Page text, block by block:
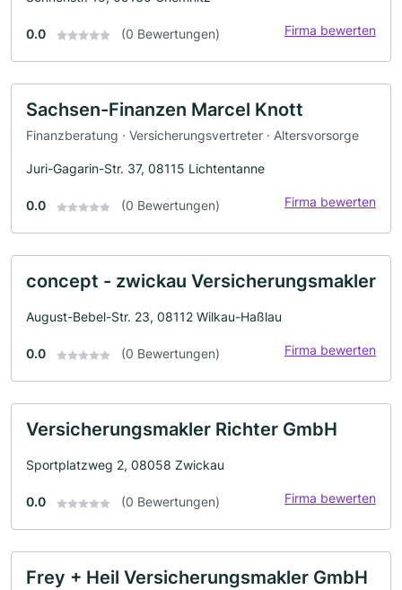
0.0 (0 Bewertungen) Firma bewerten
Sachsen-Finanzen Marcel Knott
Finanzberatung · Versicherungsvertreter · Altersvorsorge
Juri-Gagarin-Str. 37, 08115 Lichtentanne
0.0 (0 Bewertungen) Firma bewerten
concept - zwickau Versicherungsmakler
August-Bebel-Str. 23, 08112 Wilkau-Haßlau
0.0 (0 Bewertungen) Firma bewerten
Versicherungsmakler Richter GmbH
Sportplatzweg 2, 08058 Zwickau
0.0 (0 Bewertungen) Firma bewerten
Frey + Heil Versicherungsmakler GmbH